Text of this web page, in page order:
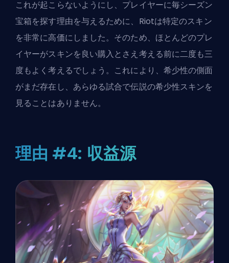
これが起こらないようにし、プレイヤーに毎シーズン
宝箱を探す理由を与えるために、Riotは特定のスキン
を非常に高価にしました。そのため、ほとんどのプレ
イヤーがスキンを良い購入とさえ考える前に二度も三
度もよく考えるでしょう。これにより、希少性の側面
がまだ存在し、あらゆる試合で伝説の希少性スキンを
見ることはありません。
理由 #4: 収益源